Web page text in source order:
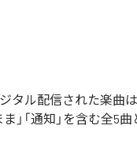
タル配信された楽曲は
」「通知」を含む全5